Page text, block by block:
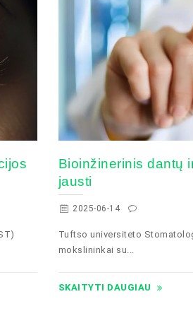
Bioinžinerinis dantų
jausti
2025-06-14
Tuftso universiteto
mokslininkai su...
SKAITYTI DAUGIAU